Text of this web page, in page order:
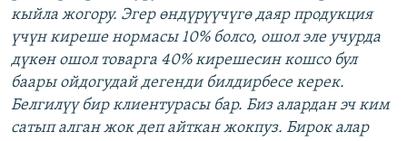
кыйла жогору. Эгер өндүрүүчүгө даяр продукция
үчүн киреше нормасы 10% болсо, ошол эле учурда
дүкөн ошол товарга 40% кирешесин кошсо бул
баары ойдогудай дегенди билдирбесе керек.
Белгилүү бир клиентурасы бар. Биз алардан эч ким
сатып алган жок деп айткан жокпуз. Бирок алар